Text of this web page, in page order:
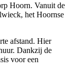
Hoorn. Vanuit de
het Hoornse
afstand. Hier
Dankzij de
voor een